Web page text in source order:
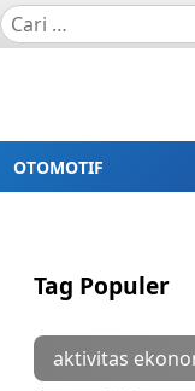
OTOMOTIF
Tag Populer
aktivitas